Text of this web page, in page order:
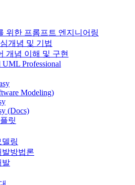
위한 프롬프트 엔지니어링
개념 및 기법
개념 이해 및 구현
Professional
Modeling)
(Docs)
릿
링
방법론
발